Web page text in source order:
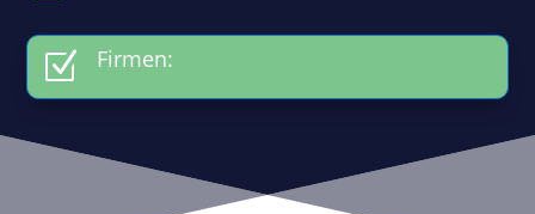
Z Firmen: